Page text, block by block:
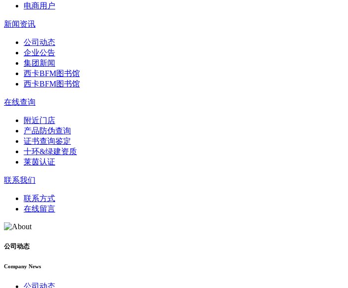
电商用户
新闻资讯
公司动态
企业公告
集团新闻
西卡BFM图书馆
西卡BFM图书馆
在线查询
附近门店
产品防伪查询
证书查询鉴定
十环&绿建资质
莱茵认证
联系我们
联系方式
在线留言
公司动态
Company News